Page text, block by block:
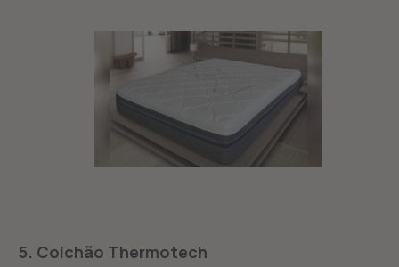
5. Colchão Thermotech